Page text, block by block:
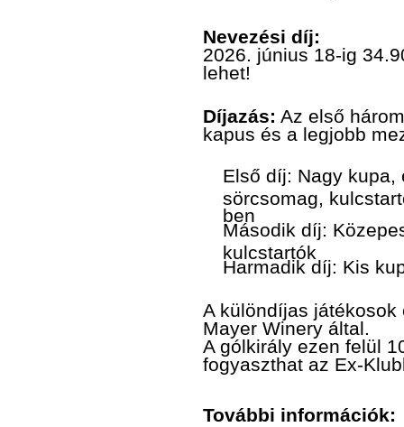
Nevezési díj:
2026. június 18-ig
lehet!
Díjazás: Az első
kapus és a legjobb
Első díj: Nagy kupa,
sörcsomag,
ben
Második díj:
kulcstartók
Harmadik díj: Kis
A különdíjas
Mayer Winery által.
A gólkirály ezen felül
fogyaszthat az Ex-
További információk: